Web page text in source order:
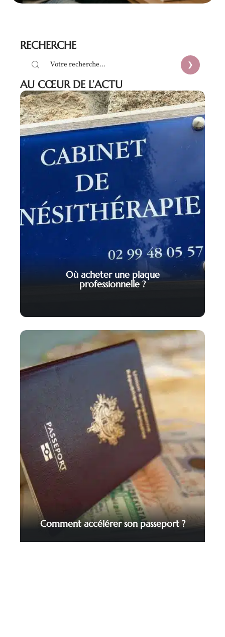
RECHERCHE
AU CŒUR DE L’ACTU
Où acheter une plaque
professionnelle ?
Comment accélérer son passeport ?